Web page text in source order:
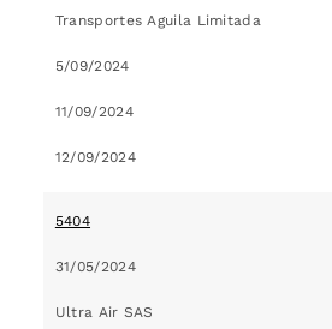
Transportes Aguila Limitada
5/09/2024
11/09/2024
12/09/2024
5404
31/05/2024
Ultra Air SAS